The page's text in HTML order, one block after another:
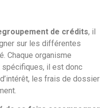
de crédits, il
sur les différentes
Chaque organisme
il est donc
les frais de dossier